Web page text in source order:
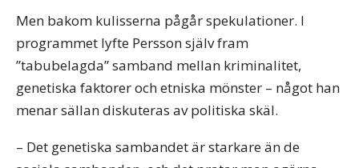
Men bakom kulisserna pågår spekulationer. I
programmet lyfte Persson själv fram
”tabubelagda” samband mellan kriminalitet,
genetiska faktorer och etniska mönster – något han
menar sällan diskuteras av politiska skäl.
– Det genetiska sambandet är starkare än de